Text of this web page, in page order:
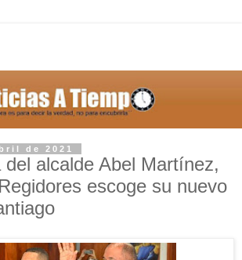
de 2021
del alcalde Abel Martínez,
escoge su nuevo